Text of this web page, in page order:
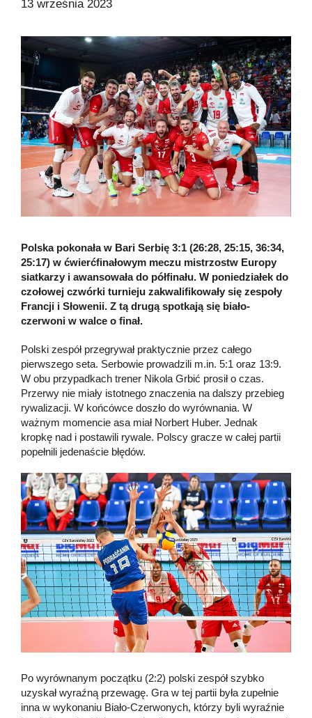
13 września 2023
Polska pokonała w Bari Serbię 3:1 (26:28, 25:15, 36:34,
25:17) w ćwierćfinałowym meczu mistrzostw Europy
siatkarzy i awansowała do półfinału. W poniedziałek do
czołowej czwórki turnieju zakwalifikowały się zespoły
Francji i Słowenii. Z tą drugą spotkają się biało-
czerwoni w walce o finał.
Polski zespół przegrywał praktycznie przez całego
pierwszego seta. Serbowie prowadzili m.in. 5:1 oraz 13:9.
W obu przypadkach trener Nikola Grbić prosił o czas.
Przerwy nie miały istotnego znaczenia na dalszy przebieg
rywalizacji. W końcówce doszło do wyrównania. W
ważnym momencie asa miał Norbert Huber. Jednak
kropkę nad i postawili rywale. Polscy gracze w całej partii
popełnili jedenaście błędów.
Po wyrównanym początku (2:2) polski zespół szybko
uzyskał wyraźną przewagę. Gra w tej partii była zupełnie
inna w wykonaniu Biało-Czerwonych, którzy byli wyraźnie